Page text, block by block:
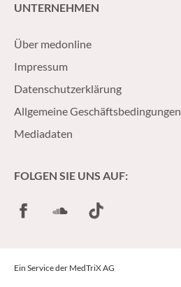
UNTERNEHMEN
Über medonline
Impressum
Datenschutzerklärung
Allgemeine Geschäftsbedingungen
Mediadaten
FOLGEN SIE UNS AUF:
FacebookSoundCloud
TikTok
Ein Service der MedTriX AG